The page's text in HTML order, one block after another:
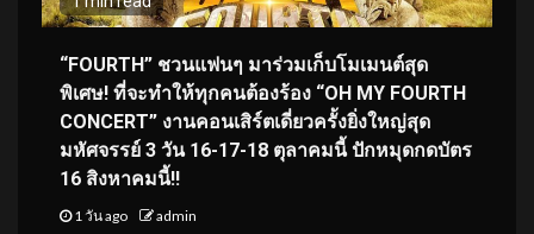
“FOURTH” ชวนแฟนๆ มาร่วมเก็บโมเมนต์สุด
พิเศษ! ที่จะทำให้ทุกคนต้องร้อง “OH MY FOURTH
CONCERT” งานคอนเสิร์ตเดี่ยวครั้งยิ่งใหญ่สุด
มหัศจรรย์ 3 วัน 16-17-18 ตุลาคมนี้ ปักหมุดกดบัตร
16 สิงหาคมนี้!!
1 วัน ago admin